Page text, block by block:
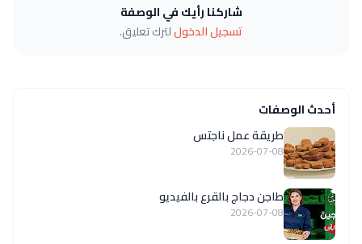
شاركنا رأيك في الوصفة
تسجيل الدخوللترك تعليق.
أحدث الوصفات
طريقة عمل ناجتس
2026-07-08
طاجن دجاج بالقرع بالفيديو
2026-07-08